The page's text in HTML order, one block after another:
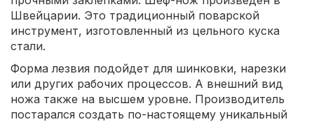
Швейцарии. Это традиционный поварской
инструмент, изготовленный из цельного куска
стали.
Форма лезвия подойдет для шинковки, нарезки
или других рабочих процессов. А внешний вид
ножа также на высшем уровне. Производитель
постарался создать по-настоящему уникальный